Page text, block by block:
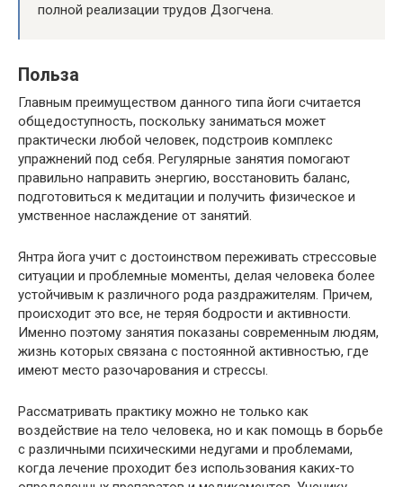
полной реализации трудов Дзогчена.
Польза
Главным преимуществом данного типа йоги считается
общедоступность, поскольку заниматься может
практически любой человек, подстроив комплекс
упражнений под себя. Регулярные занятия помогают
правильно направить энергию, восстановить баланс,
подготовиться к медитации и получить физическое и
умственное наслаждение от занятий.
Янтра йога учит с достоинством переживать стрессовые
ситуации и проблемные моменты, делая человека более
устойчивым к различного рода раздражителям. Причем,
происходит это все, не теряя бодрости и активности.
Именно поэтому занятия показаны современным людям,
жизнь которых связана с постоянной активностью, где
имеют место разочарования и стрессы.
Рассматривать практику можно не только как
воздействие на тело человека, но и как помощь в борьбе
с различными психическими недугами и проблемами,
когда лечение проходит без использования каких-то